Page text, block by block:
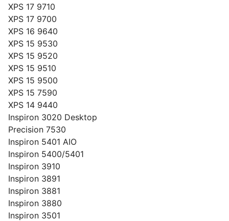
XPS 17 9710
XPS 17 9700
XPS 16 9640
XPS 15 9530
XPS 15 9520
XPS 15 9510
XPS 15 9500
XPS 15 7590
XPS 14 9440
Inspiron 3020 Desktop
Precision 7530
Inspiron 5401 AIO
Inspiron 5400/5401
Inspiron 3910
Inspiron 3891
Inspiron 3881
Inspiron 3880
Inspiron 3501